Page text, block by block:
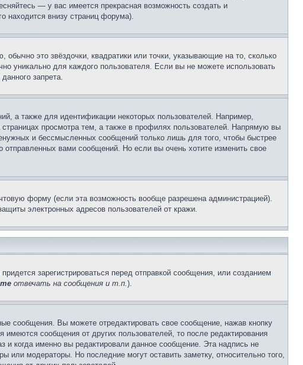
— у вас имеется прекрасная возможность создать и
находится внизу страниц форума).
это звёздочки, квадратики или точки, указывающие на то, сколько
уникально для каждого пользователя. Если вы не можете использовать
запрета.
а также для идентификации некоторых пользователей. Например,
просмотра тем, а также в профилях пользователей. Напрямую вы
и бессмысленных сообщений только лишь для того, чтобы быстрее
вами сообщений. Но если вы очень хотите изменить свое
форму (если эта возможность вообще разрешена администрацией).
электронных адресов пользователей от кражи.
зарегистрироваться перед отправкой сообщения, или созданием
отвечать на сообщения и т.п.).
сообщения. Вы можете отредактировать свое сообщение, нажав кнопку
сообщения от других пользователей, то после редактирования
и когда именно вы редактировали данное сообщение. Эта надпись не
модераторы. Но последние могут оставить заметку, относительно того,